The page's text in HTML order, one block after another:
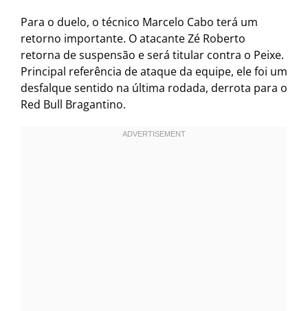
Para o duelo, o técnico Marcelo Cabo terá um
retorno importante. O atacante Zé Roberto
retorna de suspensão e será titular contra o Peixe.
Principal referência de ataque da equipe, ele foi um
desfalque sentido na última rodada, derrota para o
Red Bull Bragantino.